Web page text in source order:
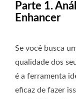
Parte 1.
Enhancer
Se você busca
qualidade dos
é a ferramenta
eficaz de fazer